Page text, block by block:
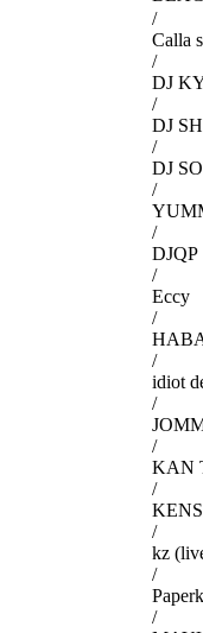
/
Calla
/
DJ
/
DJ
/
DJ
/
/
DJQP
/
Eccy
/
/
idiot
/
/
KAN
/
/
kz
/
/